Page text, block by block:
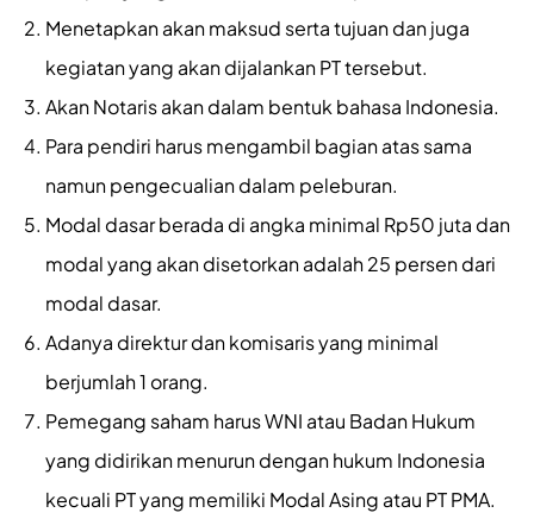
Menetapkan akan maksud serta tujuan dan juga
kegiatan yang akan dijalankan PT tersebut.
Akan Notaris akan dalam bentuk bahasa Indonesia.
Para pendiri harus mengambil bagian atas sama
namun pengecualian dalam peleburan.
Modal dasar berada di angka minimal Rp50 juta dan
modal yang akan disetorkan adalah 25 persen dari
modal dasar.
Adanya direktur dan komisaris yang minimal
berjumlah 1 orang.
Pemegang saham harus WNI atau Badan Hukum
yang didirikan menurun dengan hukum Indonesia
kecuali PT yang memiliki Modal Asing atau PT PMA.